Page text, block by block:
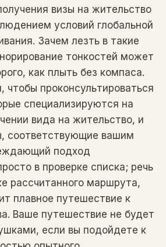
визы на жительство
условий глобальной
Зачем лезть в такие
тонкостей может
как плыть без компаса.
проконсультироваться
специализируются на
вида на жительство, и
соответствующие вашим
подход
в проверке списка; речь
рассчитанного маршрута,
плавное путешествие к
Ваше путешествие не будет
если вы подойдете к